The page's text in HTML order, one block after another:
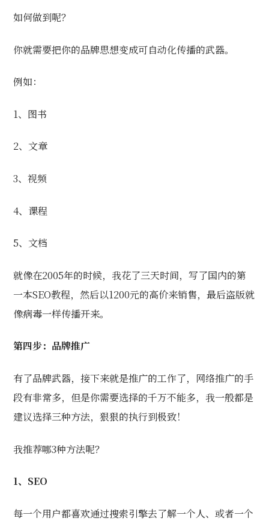
如何做到呢？
你就需要把你的品牌思想变成可自动化传播的武器。
例如：
1、图书
2、文章
3、视频
4、课程
5、文档
就像在2005年的时候，我花了三天时间，写了国内的第
一本SEO教程，然后以1200元的高价来销售，最后盗版就
像病毒一样传播开来。
第四步：品牌推广
有了品牌武器，接下来就是推广的工作了，网络推广的手
段有非常多，但是你需要选择的千万不能多，我一般都是
建议选择三种方法，狠狠的执行到极致！
我推荐哪3种方法呢？
1、SEO
每一个用户都喜欢通过搜索引擎去了解一个人、或者一个